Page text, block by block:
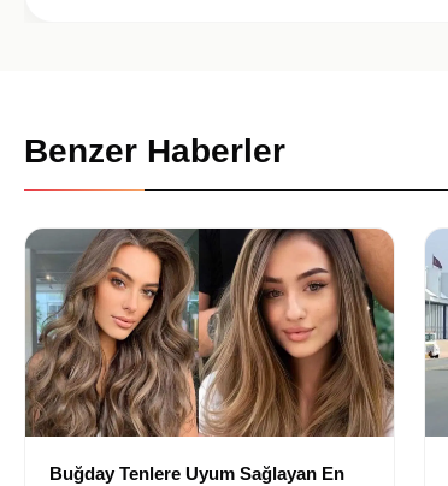
Benzer Haberler
Buğday Tenlere Uyum Sağlayan En